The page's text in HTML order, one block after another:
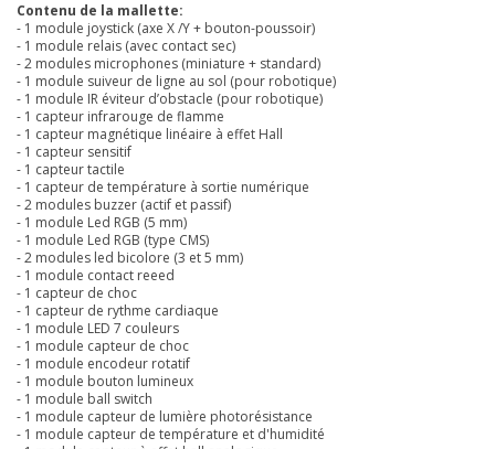
Contenu de la mallette:
- 1 module joystick (axe X /Y + bouton-poussoir)
- 1 module relais (avec contact sec)
- 2 modules microphones (miniature + standard)
- 1 module suiveur de ligne au sol (pour robotique)
- 1 module IR éviteur d’obstacle (pour robotique)
- 1 capteur infrarouge de flamme
- 1 capteur magnétique linéaire à effet Hall
- 1 capteur sensitif
- 1 capteur tactile
- 1 capteur de température à sortie numérique
- 2 modules buzzer (actif et passif)
- 1 module Led RGB (5 mm)
- 1 module Led RGB (type CMS)
- 2 modules led bicolore (3 et 5 mm)
- 1 module contact reeed
- 1 capteur de choc
- 1 capteur de rythme cardiaque
- 1 module LED 7 couleurs
- 1 module capteur de choc
- 1 module encodeur rotatif
- 1 module bouton lumineux
- 1 module ball switch
- 1 module capteur de lumière photorésistance
- 1 module capteur de température et d'humidité